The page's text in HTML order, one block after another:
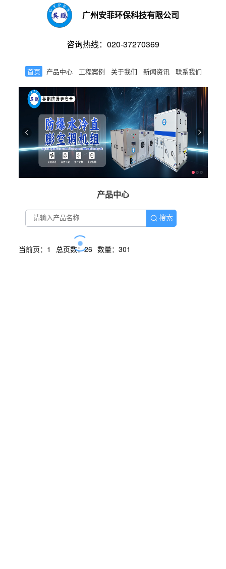
广州安菲环保科技有限公司
咨询热线：020-37270369
首页 产品中心 工程案例 关于我们 新闻资讯 联系我们
产品中心
当前页：1 总页数：26 数量：301
搜索